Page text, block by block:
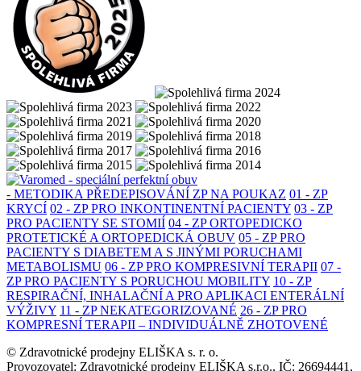
- METODIKA PŘEDEPISOVÁNÍ ZP NA POUKAZ 01 - ZP
KRYCÍ 02 - ZP PRO INKONTINENTNÍ PACIENTY 03 - ZP
PRO PACIENTY SE STOMIÍ 04 - ZP ORTOPEDICKO
PROTETICKÉ A ORTOPEDICKÁ OBUV 05 - ZP PRO
PACIENTY S DIABETEM A S JINÝMI PORUCHAMI
METABOLISMU 06 - ZP PRO KOMPRESIVNÍ TERAPII 07 -
ZP PRO PACIENTY S PORUCHOU MOBILITY 10 - ZP
RESPIRAČNÍ, INHALAČNÍ A PRO APLIKACI ENTERÁLNÍ
VÝŽIVY 11 - ZP NEKATEGORIZOVANÉ 26 - ZP PRO
KOMPRESNÍ TERAPII – INDIVIDUÁLNĚ ZHOTOVENÉ
© Zdravotnické prodejny ELIŠKA s. r. o.
Provozovatel: Zdravotnické prodejny ELIŠKA s.r.o., IČ: 26694441,